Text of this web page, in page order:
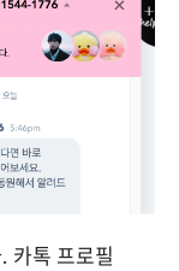
카톡 프로필